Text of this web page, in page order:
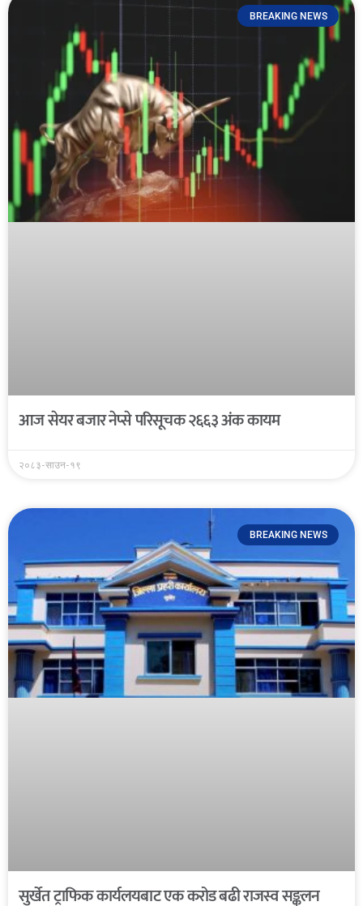
BREAKING NEWS
आज सेयर बजार नेप्से परिसूचक २६६३ अंक कायम
२०८३-साउन-१९
BREAKING NEWS
सुर्खेत ट्राफिक कार्यलयबाट एक करोड बढी राजस्व सङ्कलन